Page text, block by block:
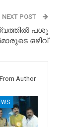
NEXT POST
പശു
ഒഴിവ്
Author